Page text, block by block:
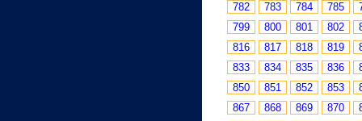
782
783 784 785
799
800 801 802
816
817 818 819
833
834 835 836
850
851 852 853
867
868 869 870